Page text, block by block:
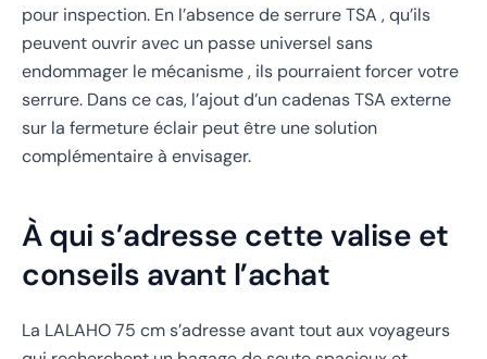
pour inspection. En l’absence de serrure TSA , qu’ils
peuvent ouvrir avec un passe universel sans
endommager le mécanisme , ils pourraient forcer votre
serrure. Dans ce cas, l’ajout d’un cadenas TSA externe
sur la fermeture éclair peut être une solution
complémentaire à envisager.
À qui s’adresse cette valise et
conseils avant l’achat
La LALAHO 75 cm s’adresse avant tout aux voyageurs